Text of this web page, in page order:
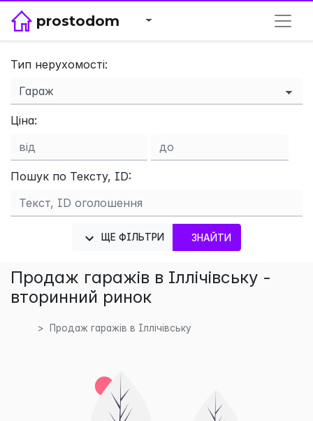
prostodom
Тип нерухомості:
Ціна:
Пошук по Тексту, ID:
ЩЕ ФІЛЬТРИ ЗНАЙТИ
Продаж гаражів в Іллічівську -
вторинний ринок
Продаж гаражів в Іллічівську
×